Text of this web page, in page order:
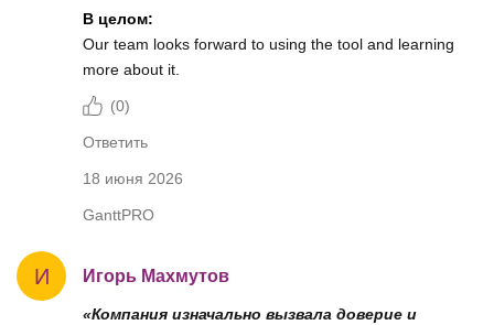
В целом:
Our team looks forward to using the tool and learning
more about it.
(0)
Ответить
18 июня 2026
GanttPRO
И Игорь Махмутов
«Компания изначально вызвала доверие и